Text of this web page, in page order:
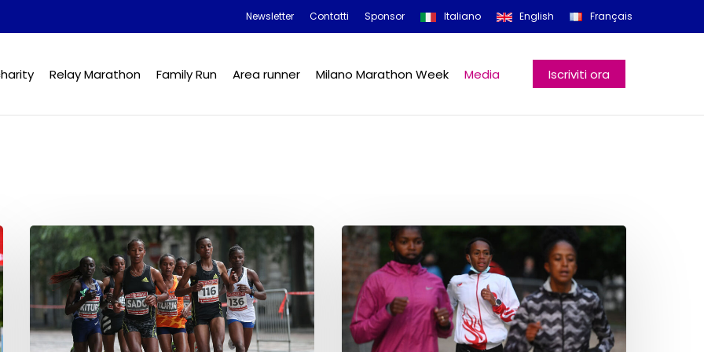
Newsletter Contatti Sponsor Italiano English Français
Relay Marathon Family Run Area runner Milano Marathon Week Media Iscriviti ora